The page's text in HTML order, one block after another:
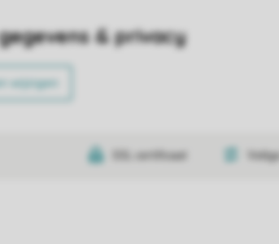
& privacy
wijzigen
SSL certificaat